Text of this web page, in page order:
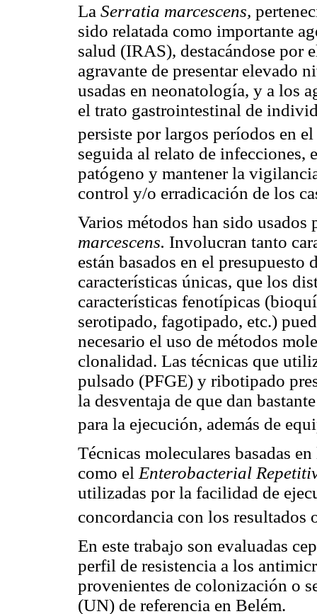
La Serratia marcescens,
sido relatada como importante
salud (IRAS), destacándose por
agravante de presentar elevado
usadas en neonatología, y a los
el trato gastrointestinal de
persiste por largos períodos en
seguida al relato de infecciones,
patógeno y mantener la
control y/o erradicación de los
Varios métodos han sido usados
marcescens. Involucran tanto
están basados en el presupuesto
características únicas, que los
características fenotípicas
serotipado, fagotipado, etc.)
necesario el uso de métodos
clonalidad. Las técnicas que
pulsado (PFGE) y ribotipado
la desventaja de que dan
para la ejecución, además de
Técnicas moleculares basadas
como elEnterobacterial
utilizadas por la facilidad de
concordancia con los
En este trabajo son evaluadas
perfil de resistencia a los
provenientes de colonización o
(UN) de referencia en Belém.